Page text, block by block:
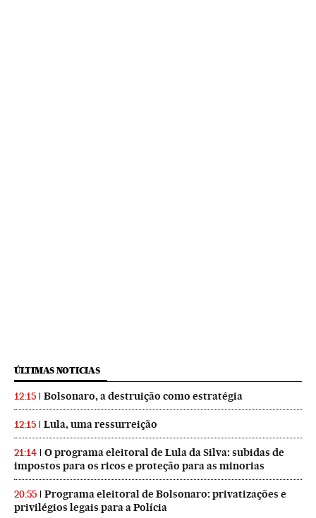
ÚLTIMAS NOTICIAS
12:15 Bolsonaro, a destruição como estratégia
12:15 Lula, uma ressurreição
21:14
O programa eleitoral de Lula da Silva: subidas de
impostos para os ricos e proteção para as minorias
20:55
Programa eleitoral de Bolsonaro: privatizações e
privilégios legais para a Polícia